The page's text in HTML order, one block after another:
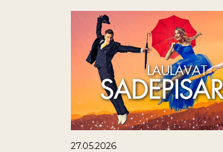
27.05.2026